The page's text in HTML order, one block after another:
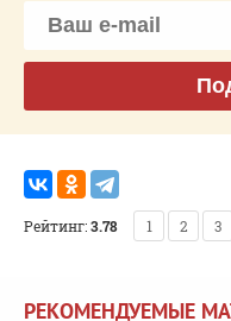
Рейтинг:3.78 1 2 3
РЕКОМЕНДУЕМЫЕ